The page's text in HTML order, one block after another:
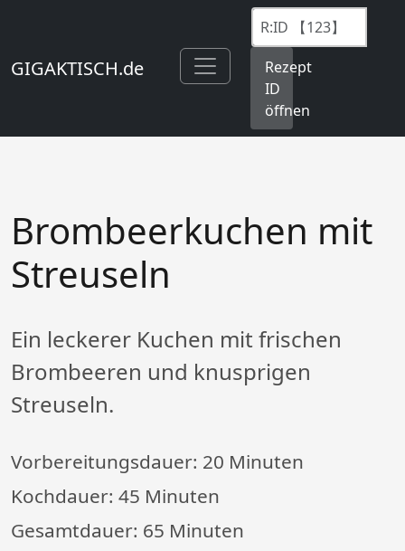
GIGAKTISCH.de
Rezept
ID
öffnen
Brombeerkuchen mit
Streuseln
Ein leckerer Kuchen mit frischen
Brombeeren und knusprigen
Streuseln.
Vorbereitungsdauer: 20 Minuten
Kochdauer: 45 Minuten
Gesamtdauer: 65 Minuten